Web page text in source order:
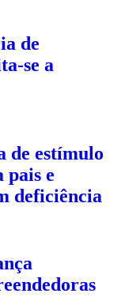
de
se a
de estímulo
pais e
deficiência